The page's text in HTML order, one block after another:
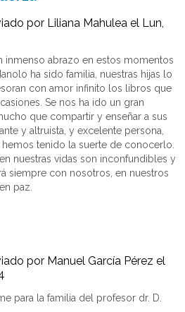
por Liliana Mahulea el Lun,
inmenso abrazo en estos momentos
ha sido familia, nuestras hijas lo
con amor infinito los libros que
Se nos ha ido un gran
que compartir y enseñar a sus
y altruista, y excelente persona,
tenido la suerte de conocerlo.
nuestras vidas son inconfundibles y
siempre con nosotros, en nuestros
paz.
por Manuel García Pérez el
para la familia del profesor dr. D.